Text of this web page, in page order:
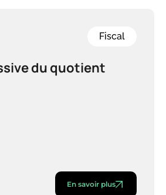
Fiscal
du quotient
En savoir plus